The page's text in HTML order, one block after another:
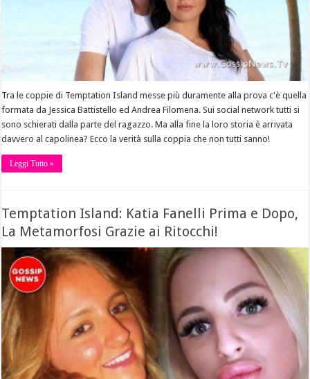
Tra le coppie di Temptation Island messe più duramente alla prova c'è quella
formata da Jessica Battistello ed Andrea Filomena. Sui social network tutti si
sono schierati dalla parte del ragazzo. Ma alla fine la loro storia è arrivata
davvero al capolinea? Ecco la verità sulla coppia che non tutti sanno!
Leggi Tutto »
Temptation Island: Katia Fanelli Prima e Dopo,
La Metamorfosi Grazie ai Ritocchi!